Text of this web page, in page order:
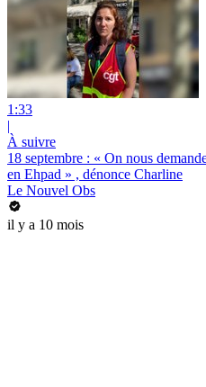
1:33
|
À suivre
18 septembre : « On nous
en Ehpad » , dénonce Charline
Le Nouvel Obs
il y a 10 mois